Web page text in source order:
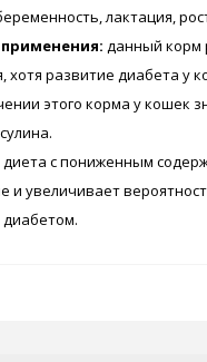
лактация,
данный корм
хотя развитие диабета у
этого корма у кошек
с пониженным
и увеличивает